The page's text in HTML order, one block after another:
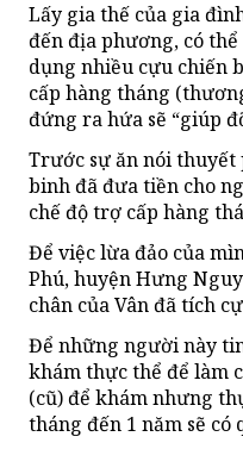
Lấy gia thế của gia
đến địa phương, có
dụng nhiều cựu chiến
cấp hàng tháng
đứng ra hứa sẽ “giúp
Trước sự ăn nói thuyết
binh đã đưa tiền cho
chế độ trợ cấp hàng
Để việc lừa đảo của
Phú, huyện Hưng
chân của Vân đã tích
Để những người này
khám thực thể để làm
(cũ) để khám nhưng
tháng đến 1 năm sẽ